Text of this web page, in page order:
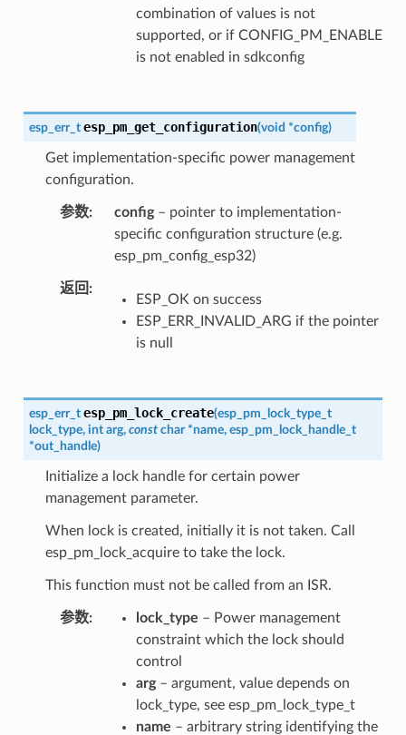
combination of values is not
supported, or if CONFIG_PM_ENABLE
is not enabled in sdkconfig
esp_err_t esp_pm_get_configuration(void *config)
Get implementation-specific power management
configuration.
参数 config– pointer to implementation-
specific configuration structure (e.g.
esp_pm_config_esp32)
返回
ESP_OK on success
ESP_ERR_INVALID_ARG if the pointer
is null
esp_err_t esp_pm_lock_create(esp_pm_lock_type_t
lock_type, int arg, const char *name, esp_pm_lock_handle_t
*out_handle)
Initialize a lock handle for certain power
management parameter.
When lock is created, initially it is not taken. Call
esp_pm_lock_acquire to take the lock.
This function must not be called from an ISR.
参数 lock_type – Power management
constraint which the lock should
control
arg– argument, value depends on
lock_type, see esp_pm_lock_type_t
name – arbitrary string identifying the